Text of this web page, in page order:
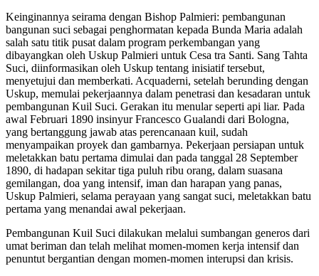
Keinginannya seirama dengan Bishop Palmieri: pembangunan
bangunan suci sebagai penghormatan kepada Bunda Maria adalah
salah satu titik pusat dalam program perkembangan yang
dibayangkan oleh Uskup Palmieri untuk Cesa tra Santi. Sang Tahta
Suci, diinformasikan oleh Uskup tentang inisiatif tersebut,
menyetujui dan memberkati. Acquaderni, setelah berunding dengan
Uskup, memulai pekerjaannya dalam penetrasi dan kesadaran untuk
pembangunan Kuil Suci. Gerakan itu menular seperti api liar. Pada
awal Februari 1890 insinyur Francesco Gualandi dari Bologna,
yang bertanggung jawab atas perencanaan kuil, sudah
menyampaikan proyek dan gambarnya. Pekerjaan persiapan untuk
meletakkan batu pertama dimulai dan pada tanggal 28 September
1890, di hadapan sekitar tiga puluh ribu orang, dalam suasana
gemilangan, doa yang intensif, iman dan harapan yang panas,
Uskup Palmieri, selama perayaan yang sangat suci, meletakkan batu
pertama yang menandai awal pekerjaan.
Pembangunan Kuil Suci dilakukan melalui sumbangan generos dari
umat beriman dan telah melihat momen-momen kerja intensif dan
penuntut bergantian dengan momen-momen interupsi dan krisis.